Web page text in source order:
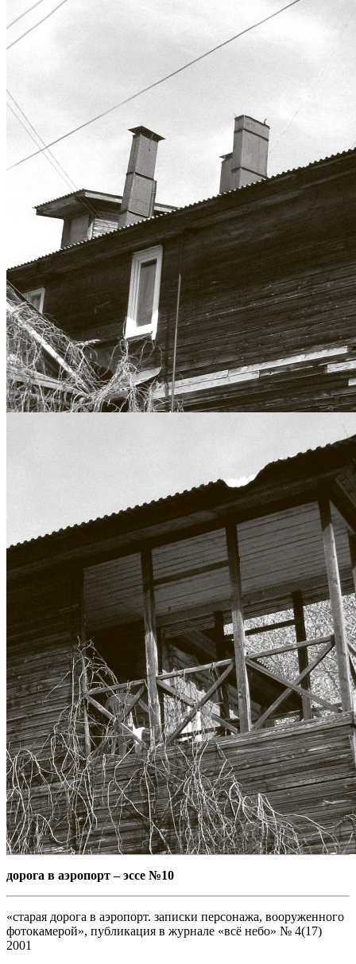
дорога в аэропорт – эссе №10
«старая дорога в аэропорт. записки персонажа, вооруженного
фотокамерой», публикация в журнале «всё небо» № 4(17)
2001